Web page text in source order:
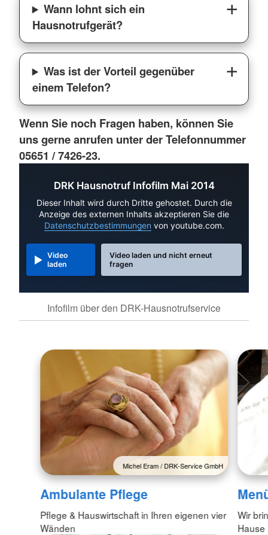
Wann lohnt sich ein
Hausnotrufgerät?
Was ist der Vorteil gegenüber
einem Telefon?
Wenn Sie noch Fragen haben, können Sie
uns gerne anrufen unter der Telefonnummer
05651 / 7426-23.
DRK Hausnotruf Infofilm Mai 2014
Dieser Inhalt wird durch Dritte gehostet. Durch die
Anzeige des externen Inhalts akzeptieren Sie die
Datenschutzbestimmungen von youtube.com.
Video
laden
Video laden und nicht erneut
fragen
Infofilm über den DRK-Hausnotrufservice
Michel Eram / DRK-Service GmbH
Ambulante Pflege
Pflege & Hauswirtschaft in Ihren eigenen vier
Wänden
Wir
Hause